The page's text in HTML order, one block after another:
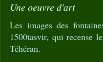
Une oeuvre d'art
Les images des
1500tasvir, qui recense
Téhéran.